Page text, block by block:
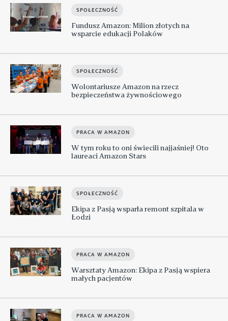
SPOŁECZNOŚĆ
Fundusz Amazon: Milion złotych na
wsparcie edukacji Polaków
SPOŁECZNOŚĆ
Wolontariusze Amazon na rzecz
bezpieczeństwa żywnościowego
PRACA W AMAZON
W tym roku to oni świecili najjaśniej! Oto
laureaci Amazon Stars
SPOŁECZNOŚĆ
Ekipa z Pasją wsparła remont szpitala w
Łodzi
PRACA W AMAZON
Warsztaty Amazon: Ekipa z Pasją wspiera
małych pacjentów
PRACA W AMAZON